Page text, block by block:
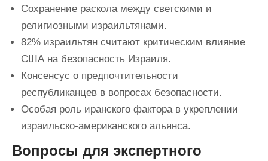
Сохранение раскола между светскими и
религиозными израильтянами.
82% израильтян считают критическим влияние
США на безопасность Израиля.
Консенсус о предпочтительности
республиканцев в вопросах безопасности.
Особая роль иранского фактора в укреплении
израильско-американского альянса.
Вопросы для экспертного